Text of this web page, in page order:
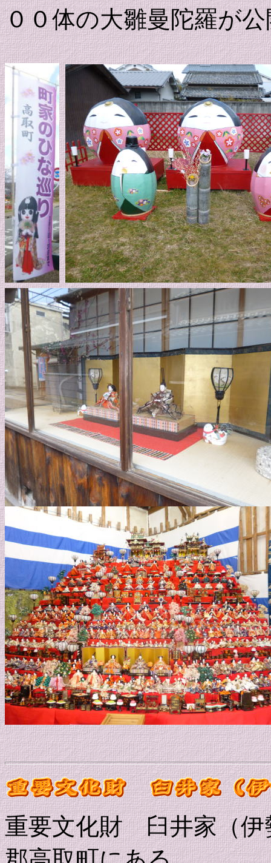
００体の大雛曼陀羅が
重要文化財 臼井家（伊